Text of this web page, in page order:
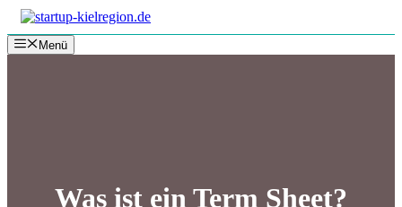
Zum
Inhalt
springenMenü
Was ist ein Term Sheet?